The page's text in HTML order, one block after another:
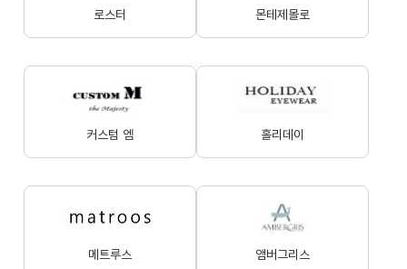
로스터 몬테제몰로
커스텀 엠 홀리데이
메트루스 앰버그리스